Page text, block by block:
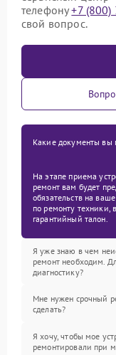
телефону+7
свой вопрос.
Какие документы вы
На этапе приема
ремонт вам будет
обязательств на
по ремонту техники,
гарантийный талон.
Я уже знаю в чем
ремонт необходим.
диагностику?
Мне нужен срочный
сделать?
Я хочу, чтобы мое
ремонтировали при